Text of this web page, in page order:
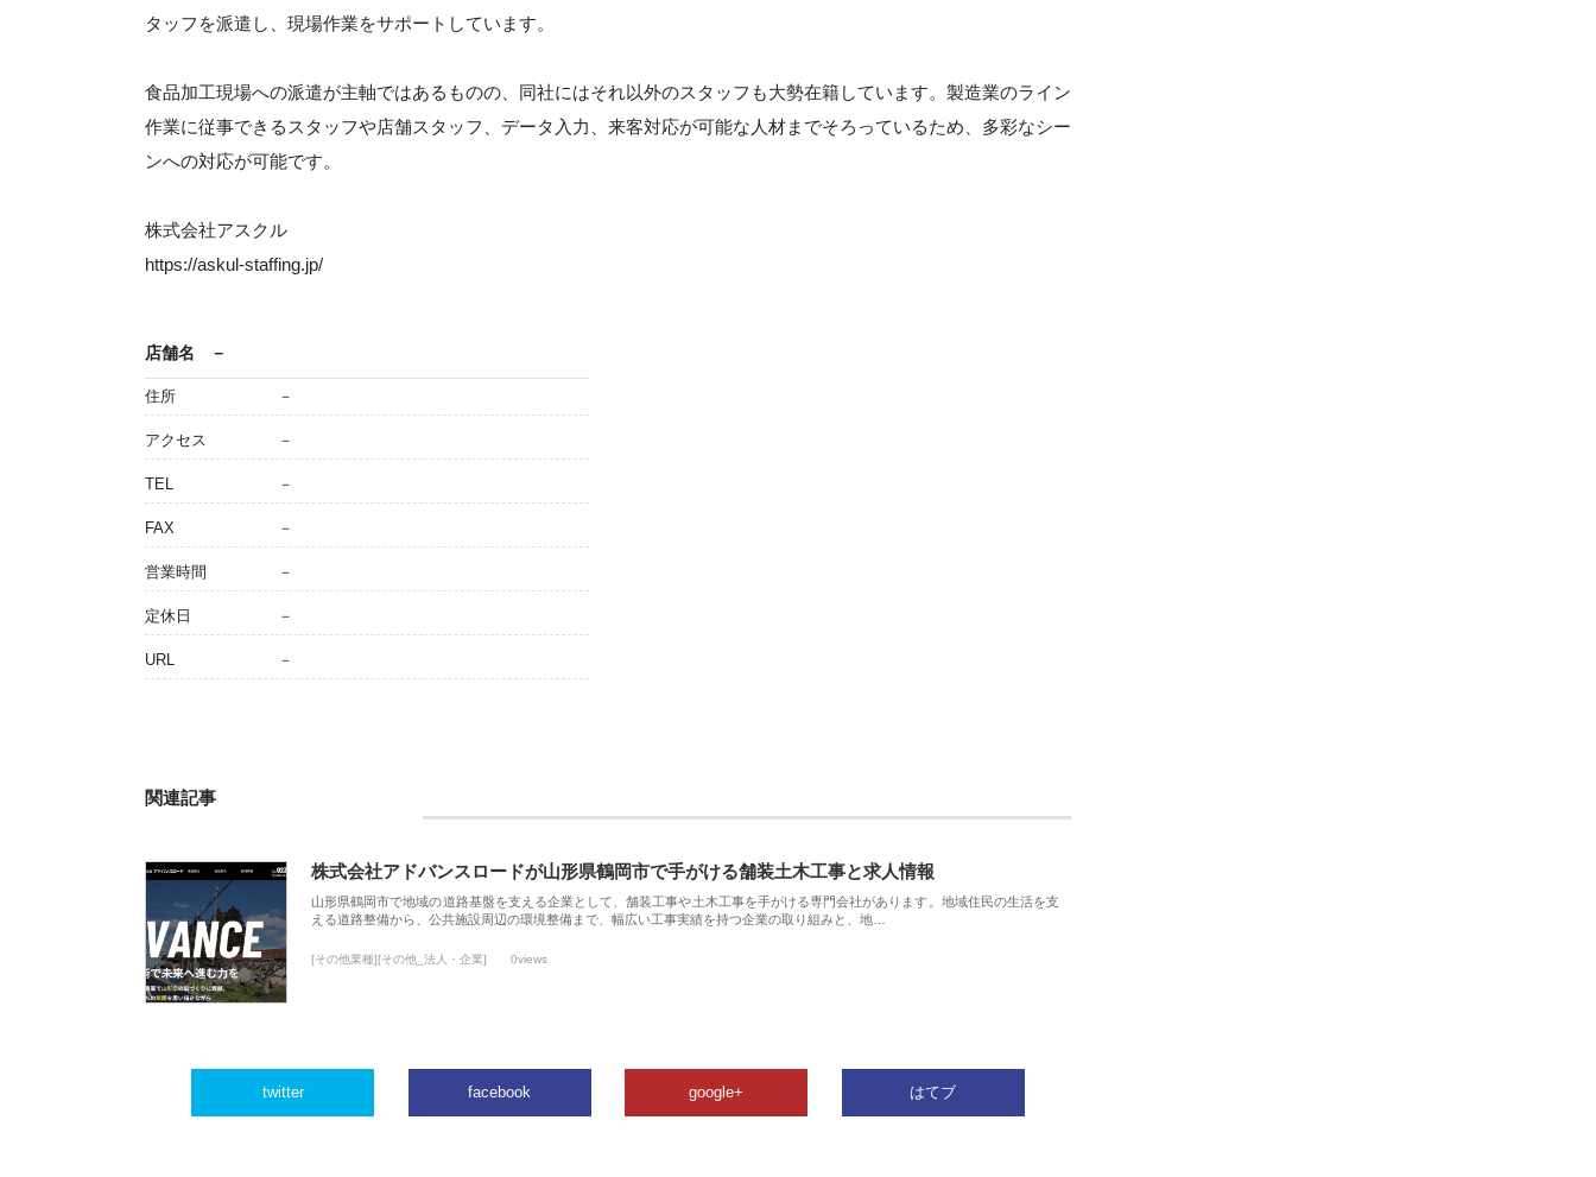
タッフを派遣し、現場作業をサポートしています。
食品加工現場への派遣が主軸ではあるものの、同社にはそれ以外のスタッフも大勢在籍しています。製造業のライン
作業に従事できるスタッフや店舗スタッフ、データ入力、来客対応が可能な人材までそろっているため、多彩なシー
ンへの対応が可能です。
株式会社アスクル
https://askul-staffing.jp/
店舗名 －
住所 －
アクセス －
TEL －
FAX －
営業時間 －
定休日 －
URL －
関連記事
株式会社アドバンスロードが山形県鶴岡市で手がける舗装土木工事と求人情報
山形県鶴岡市で地域の道路基盤を支える企業として、舗装工事や土木工事を手がける専門会社があります。地域住民の生活を支
える道路整備から、公共施設周辺の環境整備まで、幅広い工事実績を持つ企業の取り組みと、地…
[その他業種][その他_法人・企業] 0views
twitter facebook google+ はてブ